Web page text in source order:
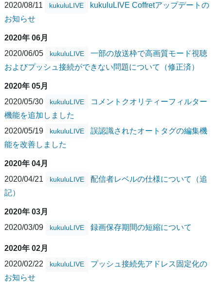
2020/08/11 kukuluLIVE
kukuluLIVE Coffretアップデートの
お知らせ
2020年 06月
2020/06/05
kukuluLIVE
一部の放送枠で高画質モード視聴
およびプッシュ接続ができない問題について（修正済）
2020年 05月
2020/05/30
kukuluLIVE
コメントクオリティーフィルター
機能を追加しました
2020/05/19
kukuluLIVE
誤認識されたオートタグの編集機
能を改善しました
2020年 04月
2020/04/21
kukuluLIVE
配信者レベルの仕様について（追
記）
2020年 03月
2020/03/09
kukuluLIVE 録画保存期間の短縮について
2020年 02月
2020/02/22
kukuluLIVE
プッシュ接続先アドレス固定化の
お知らせ